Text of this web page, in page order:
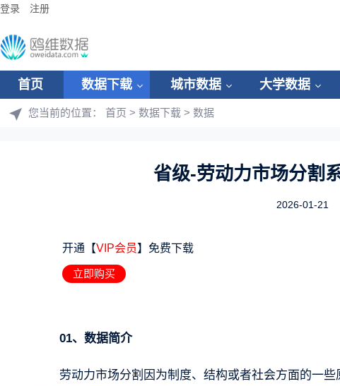
登录 注册
首页 数据下载 城市数据 大学数据
您当前的位置： 首页 > 数据下载 > 数据
省级-劳动力市场分割
2026-01-21
开通【VIP会员】免费下载
立即购买
01、数据简介
劳动力市场分割因为制度、结构或者社会方面的一